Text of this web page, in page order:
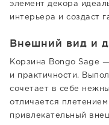
элемент декора
интерьера и создаст
Внешний вид и
Корзина Bongo Sage
и практичности.
сочетает в себе
отличается
привлекательный